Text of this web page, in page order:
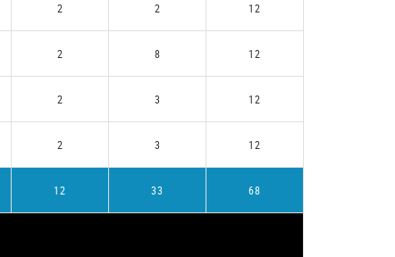
2 2 12
2 8 12
2 3 12
2 3 12
12 33 68